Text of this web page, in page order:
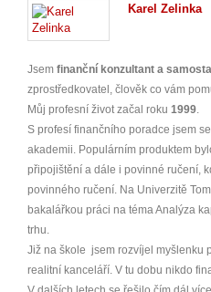
Karel Zelinka
Jsem finanční konzultant a
zprostředkovatel, člověk co vám
Můj profesní život začal roku 1999
S profesí finančního poradce jsem
akademii. Populárním produktem
připojištění a dále i povinné ručení,
povinného ručení. Na Univerzitě
bakalářkou práci na téma Analýza
trhu.
Již na škole jsem rozvíjel myšlenku
realitní kanceláří. V tu dobu nikdo